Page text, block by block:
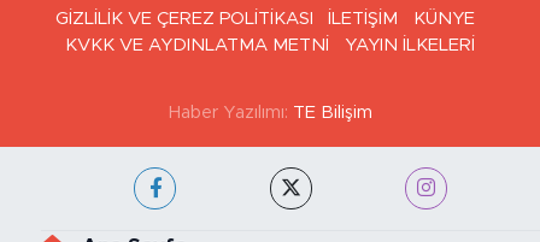
GİZLİLİK VE ÇEREZ POLİTİKASI İLETİŞİM
KÜNYE
KVKK VE AYDINLATMA METNİ
YAYIN İLKELERİ
Haber Yazılımı: TE Bilişim